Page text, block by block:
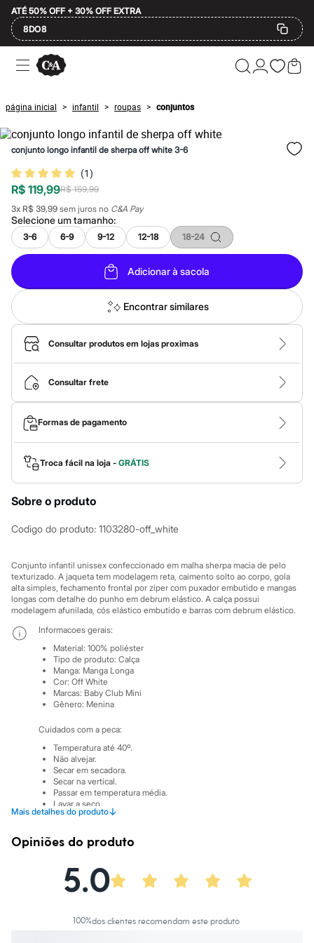
ATÉ 50% OFF + 30% OFF EXTRA
8DO8
Ofertas
Compre por Departamento
Masculino
Infantil
Calçados
Mindse7
Plus Size
Até 20% off
Até 40% off
Até 60% off
A partir de 60% off
Feminino
Em alta
Inverno
Alfaiataria
Novidades
Roupas
Blusas e Camisetas
Básicos
Calças
Casacos e Jaquetas
Jeans
Macacões
Saias
Shorts e Bermudas
Vestidos
Acessórios
Bolsas
Bonés e Chapéus
Bijoux
Cintos
Óculos
Relógios
Calçados
Botas
Rasteirinhas
Tênis
Marcas
City
Clock House
Mindset
Sawary
Yessica
Moda esportiva
Acessórios
Blusas
Calçados
Leggings
Moda íntima
Calcinhas
Cintas e Modeladores
Pijamas
Sutiãs e Tops
Biquínis
Maiôs
Personagens
Blusas e Camisetas
Casacos e Jaquetas
página inicial > infantil > roupas > conjuntos
conjunto longo infantil de sherpa off white 3-6
(1)
R$ 119,99R$ 159,99
3x R$ 39,99 sem juros no C&A Pay
Selecione umtamanho:
3-6 6-9 9-12 12-18 18-24
Adicionar à sacola
Encontrar similares
Consultar produtos em lojas proximas
Consultar frete
Formas de pagamento
Troca fácil na loja - GRÁTIS
Sobre o produto
Codigo do produto: 1103280-off_white
Conjunto infantil unissex confeccionado em malha sherpa macia de pelo
texturizado. A jaqueta tem modelagem reta, caimento solto ao corpo, gola
alta simples, fechamento frontal por zíper com puxador embutido e mangas
longas com detalhe do punho em debrum elástico. A calça possui
modelagem afunilada, cós elástico embutido e barras com debrum elástico.
Mais detalhes do produto↓
Informacoes gerais:
Material: 100% poliéster
Tipo de produto: Calça
Manga: Manga Longa
Cor: Off White
Marcas: Baby Club Mini
Gênero: Menina
Cuidados com a peca:
Temperatura até 40º.
Não alvejar.
Secar em secadora.
Secar na vertical.
Passar em temperatura média.
Lavar a seco.
Não limpar a úmido.
Opiniões do produto
5.0
100%dos clientes recomendam este produto